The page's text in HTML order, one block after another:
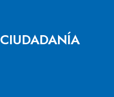
CIUDADANÍA